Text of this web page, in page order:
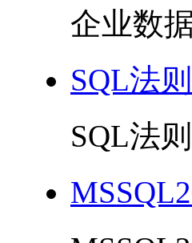
企业数
SQL法
SQL法